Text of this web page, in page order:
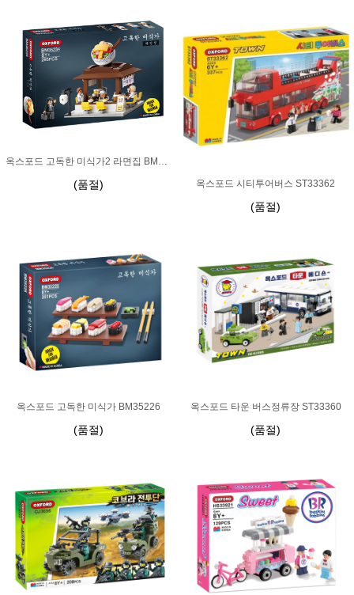
옥스포드 고독한 미식가2 라면집 BM35234
(품절) 옥스포드 시티투어버스 ST33362
(품절)
옥스포드 고독한 미식가 BM35226
(품절)
옥스포드 타운 버스정류장 ST33360
(품절)